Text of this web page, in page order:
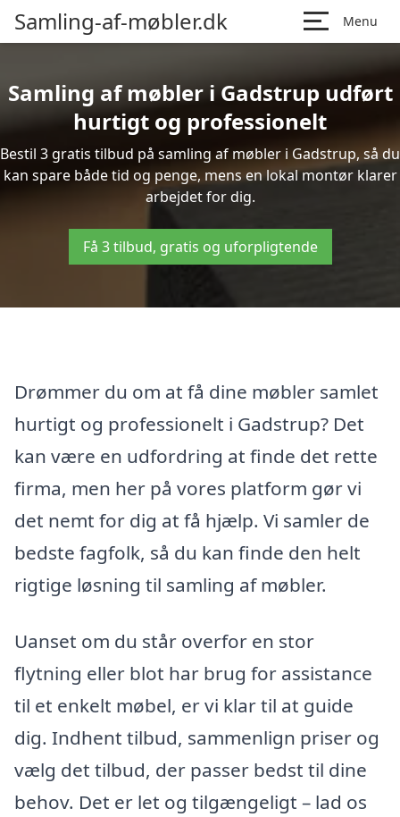
Samling-af-møbler.dk Menu
Samling af møbler i Gadstrup udført
hurtigt og professionelt
Bestil 3 gratis tilbud på samling af møbler i Gadstrup, så du
kan spare både tid og penge, mens en lokal montør klarer
arbejdet for dig.
Få 3 tilbud, gratis og uforpligtende
Drømmer du om at få dine møbler samlet
hurtigt og professionelt i Gadstrup? Det
kan være en udfordring at finde det rette
firma, men her på vores platform gør vi
det nemt for dig at få hjælp. Vi samler de
bedste fagfolk, så du kan finde den helt
rigtige løsning til samling af møbler.
Uanset om du står overfor en stor
flytning eller blot har brug for assistance
til et enkelt møbel, er vi klar til at guide
dig. Indhent tilbud, sammenlign priser og
vælg det tilbud, der passer bedst til dine
behov. Det er let og tilgængeligt – lad os